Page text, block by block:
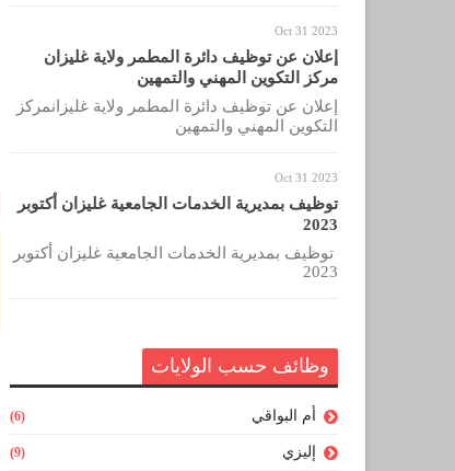
Oct 31 2023
إعلان عن توظيف دائرة المطمر ولاية غليزان
مركز التكوين المهني والتمهين
إعلان عن توظيف دائرة المطمر ولاية غليزانمركز
التكوين المهني والتمهين
Oct 31 2023
توظيف بمديرية الخدمات الجامعية غليزان أكتوبر
2023
توظيف بمديرية الخدمات الجامعية غليزان أكتوبر
2023
وظائف حسب الولايات
أم البواقي (6)
إليزي (9)